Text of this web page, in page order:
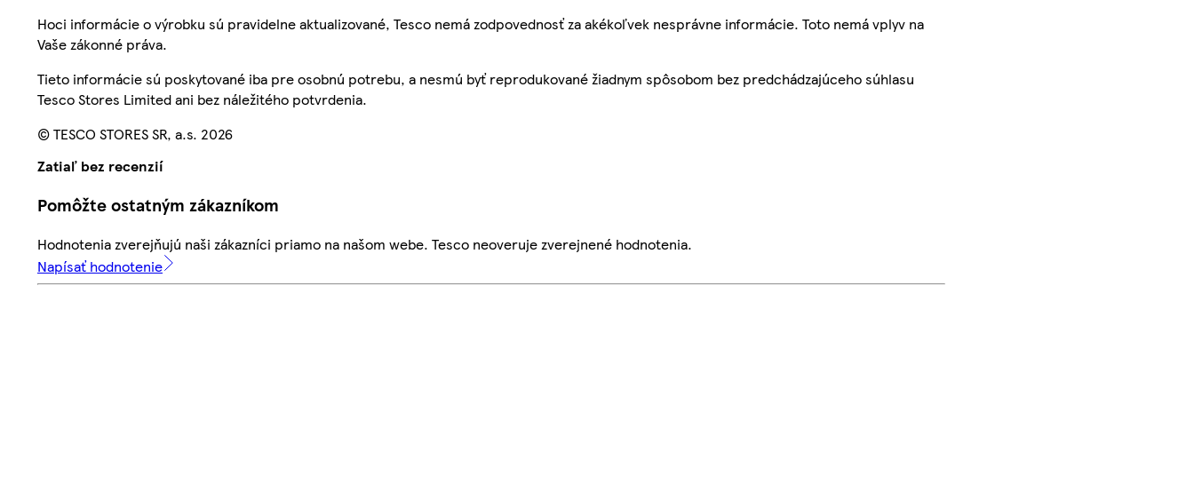
Hoci informácie o výrobku sú pravidelne aktualizované, Tesco nemá zodpovednosť za akékoľvek nesprávne informácie. Toto nemá vplyv na
Vaše zákonné práva.
Tieto informácie sú poskytované iba pre osobnú potrebu, a nesmú byť reprodukované žiadnym spôsobom bez predchádzajúceho súhlasu
Tesco Stores Limited ani bez náležitého potvrdenia.
© TESCO STORES SR, a.s. 2026
Zatiaľ bez recenzií
Pomôžte ostatným zákazníkom
Hodnotenia zverejňujú naši zákazníci priamo na našom webe. Tesco neoveruje zverejnené hodnotenia.
Napísať hodnotenie